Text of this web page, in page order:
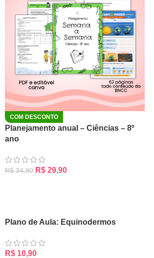
COM DESCONTO
Planejamento anual – Ciências – 8º
ano
R$34,90 R$ 29,90
Plano de Aula: Equinodermos
R$ 10,90